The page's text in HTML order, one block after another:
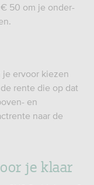
50 om je onder-
ervoor kiezen
rente die op dat
en
naar de
je klaar